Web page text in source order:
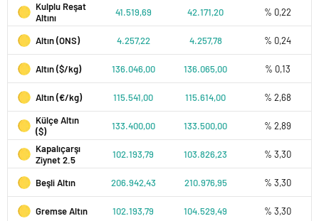
Kulplu Reşat
Altını
41.519,69 42.171,20 % 0,22
Altın (ONS) 4.257,22 4.257,78 % 0,24
Altın ($/kg) 136.046,00 136.065,00 % 0,13
Altın (€/kg) 115.541,00 115.614,00
% 2,68
Külçe Altın
($)
133.400,00 133.500,00
% 2,89
Kapalıçarşı
Ziynet 2.5
102.193,79 103.826,23 % 3,30
Beşli Altın 206.942,43 210.976,95 % 3,30
Gremse Altın 102.193,79 104.529,49 % 3,30